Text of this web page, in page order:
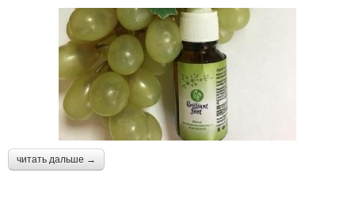
читать дальше →